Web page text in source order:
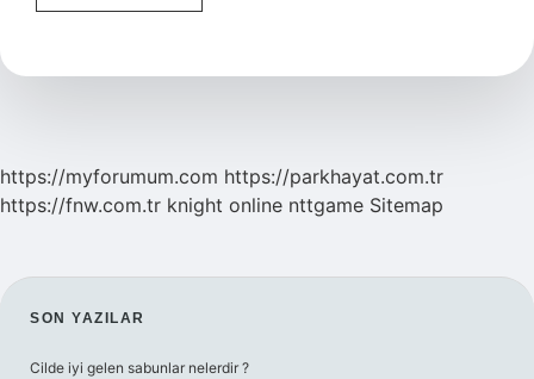
Kolay
Ne
https://myforumum.com https://parkhayat.com.tr
https://fnw.com.tr knight online nttgame Sitemap
SIDEBAR
SON YAZILAR
Cilde iyi gelen sabunlar nelerdir ?